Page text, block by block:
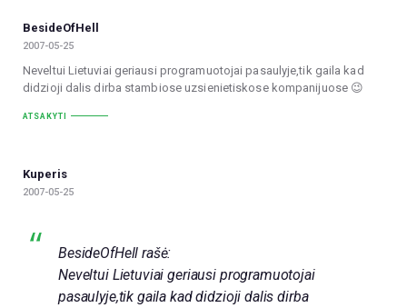
BesideOfHell
2007-05-25
Neveltui Lietuviai geriausi programuotojai pasaulyje,tik gaila kad
didzioji dalis dirba stambiose uzsienietiskose kompanijuose 😉
ATSAKYTI
Kuperis
2007-05-25
BesideOfHell rašė:
Neveltui Lietuviai geriausi programuotojai
pasaulyje,tik gaila kad didzioji dalis dirba